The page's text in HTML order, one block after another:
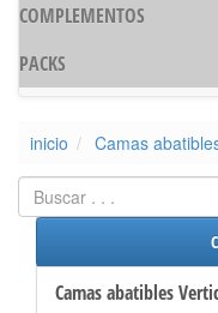
COMPLEMENTOS
PACKS
inicio Camas
Camas abatibles